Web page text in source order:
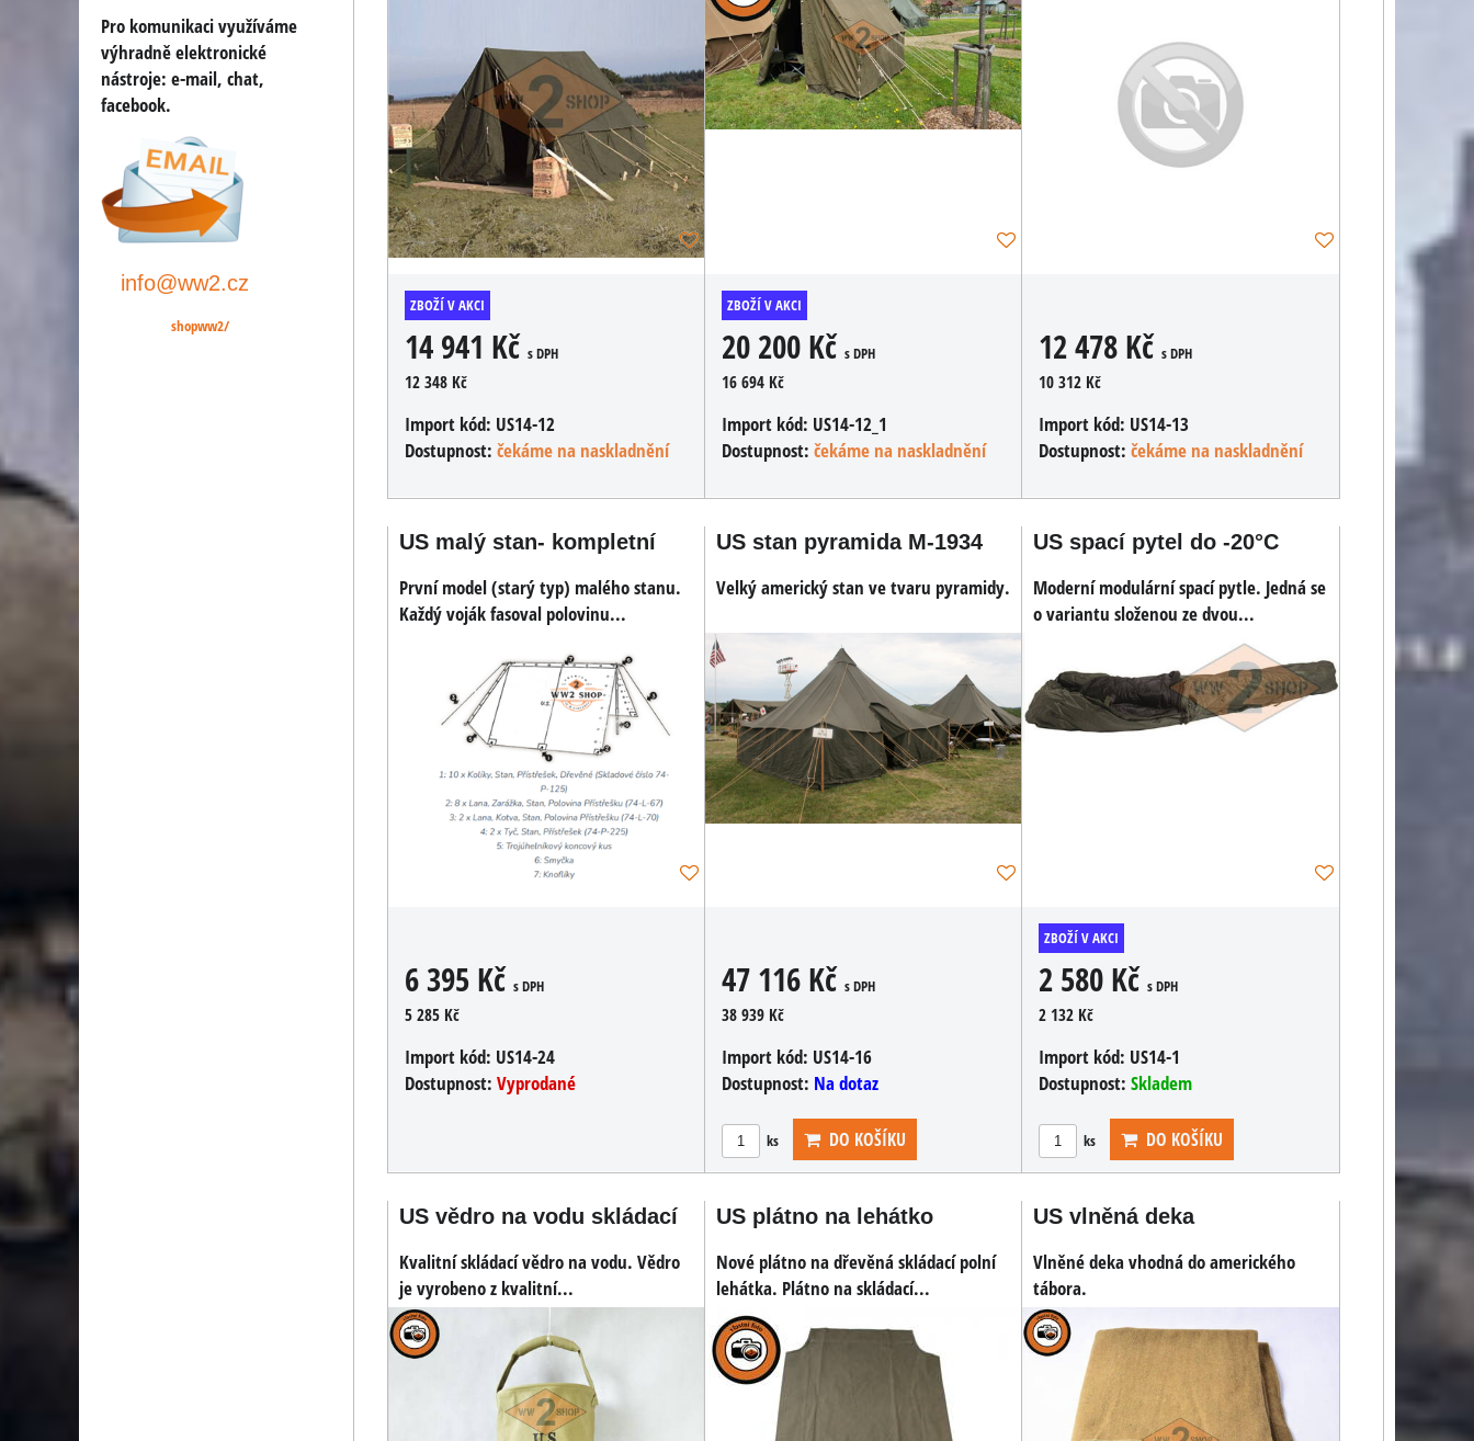
ZBOŽÍ V AKCI
14 941 Kč s DPH
12 348 Kč
Import kód: US14-12
Dostupnost: čekáme na naskladnění
ZBOŽÍ V AKCI
20 200 Kč s DPH
16 694 Kč
Import kód: US14-12_1
Dostupnost: čekáme na naskladnění
12 478 Kčs DPH
10 312 Kč
Import kód: US14-13
Dostupnost:čekáme na naskladnění
US malý stan- kompletní
První model (starý typ) malého stanu.
Každý voják fasoval polovinu...
6 395 Kč s DPH
5 285 Kč
Import kód: US14-24
Dostupnost: Vyprodané
US stan pyramida M-1934
Velký americký stan ve tvaru pyramidy.
47 116 Kč s DPH
38 939 Kč
Import kód: US14-16
Dostupnost: Na dotaz
ks DO KOŠÍKU
US spací pytel do -20°C
Moderní modulární spací pytle. Jedná se
o variantu složenou ze dvou...
ZBOŽÍ V AKCI
2 580 Kčs DPH
2 132 Kč
Import kód: US14-1
Dostupnost:Skladem
ks DO KOŠÍKU
US vědro na vodu skládací
Kvalitní skládací vědro na vodu. Vědro
je vyrobeno z kvalitní...
US plátno na lehátko
Nové plátno na dřevěná skládací polní
lehátka. Plátno na skládací...
US vlněná deka
Vlněné deka vhodná do amerického
tábora.
Pro komunikaci využíváme
výhradně elektronické
nástroje: e-mail, chat,
facebook.
info@ww2.cz
shopww2/